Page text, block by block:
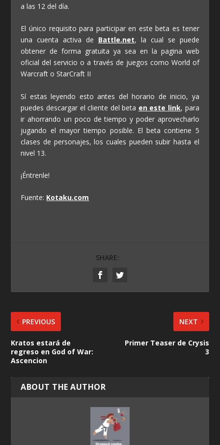
a las 12 del día.
El único requisito para participar en este beta es tener
una cuenta activa de Battle.net, la cual se puede
obtener de forma gratuita ya sea en la pagina web
oficial del servicio o a través de juegos como World of
Warcraft o StarCraft II
Sí estas leyendo esto antes del horario de inicio, ya
puedes descargar el cliente del beta en este link, para
ir ahorrando un poco de tiempo y poder aprovecharlo
jugando el mayor tiempo posible. El beta contiene 5
clases de personajes, los cuales pueden subir hasta el
nivel 13.
¡Éntrenle!
Fuente: Kotaku.com
SHARE:
PREVIOUS
Kratos estará de
regreso en God of War:
Ascencion
NEXT
Primer Teaser de Crysis
3
ABOUT THE AUTHOR